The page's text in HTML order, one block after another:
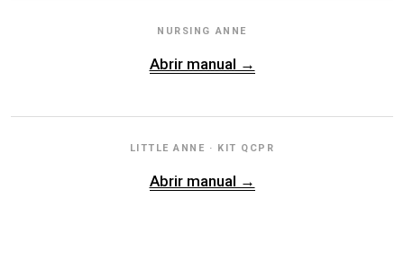
NURSING ANNE
Abrir manual →
LITTLE ANNE · KIT QCPR
Abrir manual →